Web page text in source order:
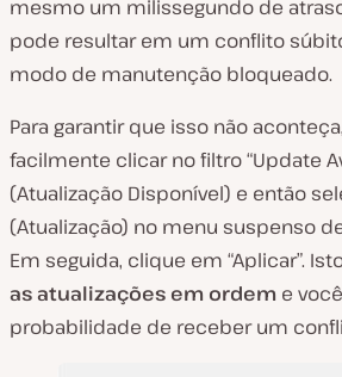
mesmo um milissegundo de
pode resultar em um conflito
modo de manutenção bloqueado.
Para garantir que isso não
facilmente clicar no filtro “Update
(Atualização Disponível) e então
(Atualização) no menu suspenso
Em seguida, clique em “Aplicar”.
as atualizações em ordem e
probabilidade de receber um